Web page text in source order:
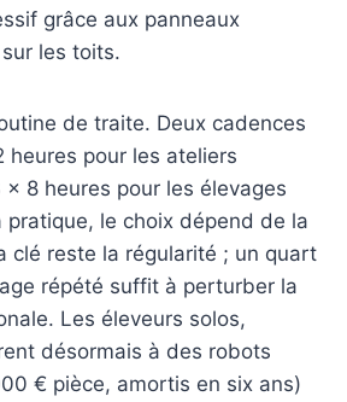
grâce aux panneaux
les toits.
de traite. Deux cadences
heures pour les ateliers
8 heures pour les élevages
pratique, le choix dépend de la
clé reste la régularité ; un quart
répété suffit à perturber la
Les éleveurs solos,
désormais à des robots
€ pièce, amortis en six ans)